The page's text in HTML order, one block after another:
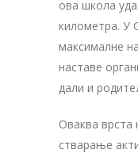
ова школа
километра. У
максималне
наставе
дали и
Оваква врста
стварање